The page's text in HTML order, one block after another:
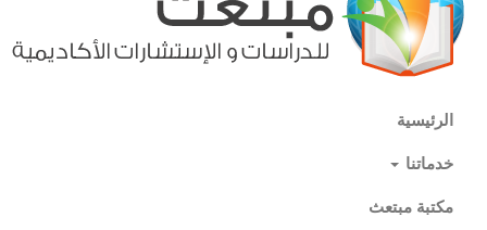
الرئيسية
خدماتنا
مكتبة مبتعث